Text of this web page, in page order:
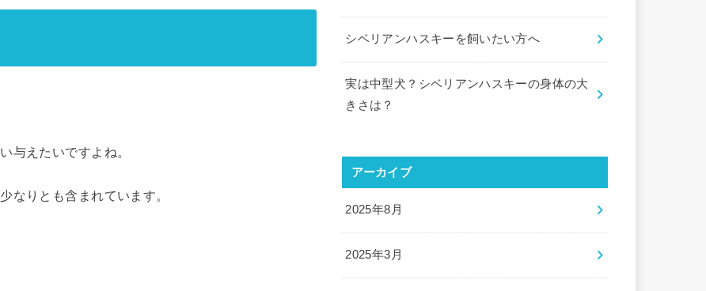
与えたいですよね。
なりとも含まれています。
シベリアンハスキーを飼いたい方へ
実は中型犬？シベリアンハスキーの身体の大
きさは？
アーカイブ
2025年8月
2025年3月